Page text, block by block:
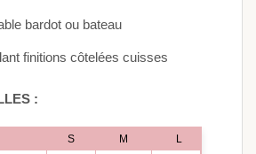
bardot ou bateau
finitions côtelées cuisses
:
S M
L